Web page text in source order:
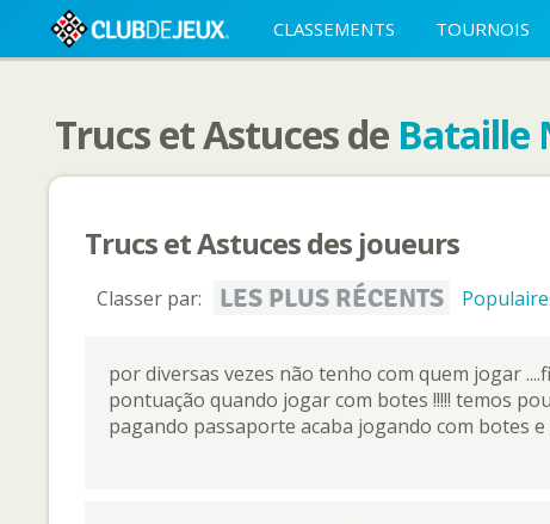
CLASSEMENTS TOURNOIS
Trucs et Astuces de Bataille
Trucs et Astuces des joueurs
Classer par: LES PLUS RÉCENTS
por diversas vezes não tenho com quem jogar
pontuação quando jogar com botes !!!!! temos
pagando passaporte acaba jogando com botes